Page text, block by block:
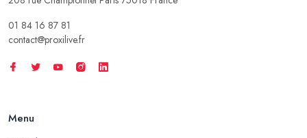
01 84 16 87 81
contact@proxilive.fr
Menu